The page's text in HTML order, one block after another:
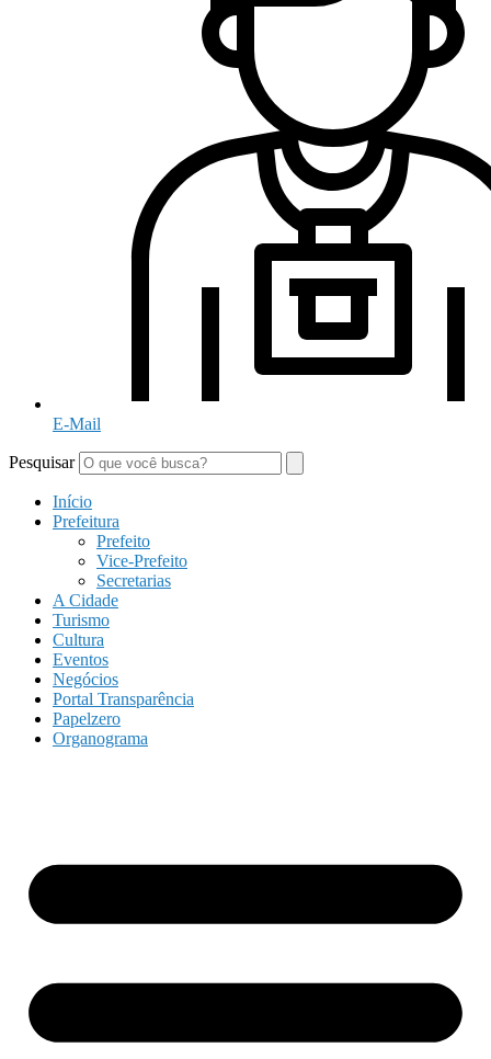
E-Mail
Pesquisar
Início
Prefeitura
Prefeito
Vice-Prefeito
Secretarias
A Cidade
Turismo
Cultura
Eventos
Negócios
Portal Transparência
Papelzero
Organograma